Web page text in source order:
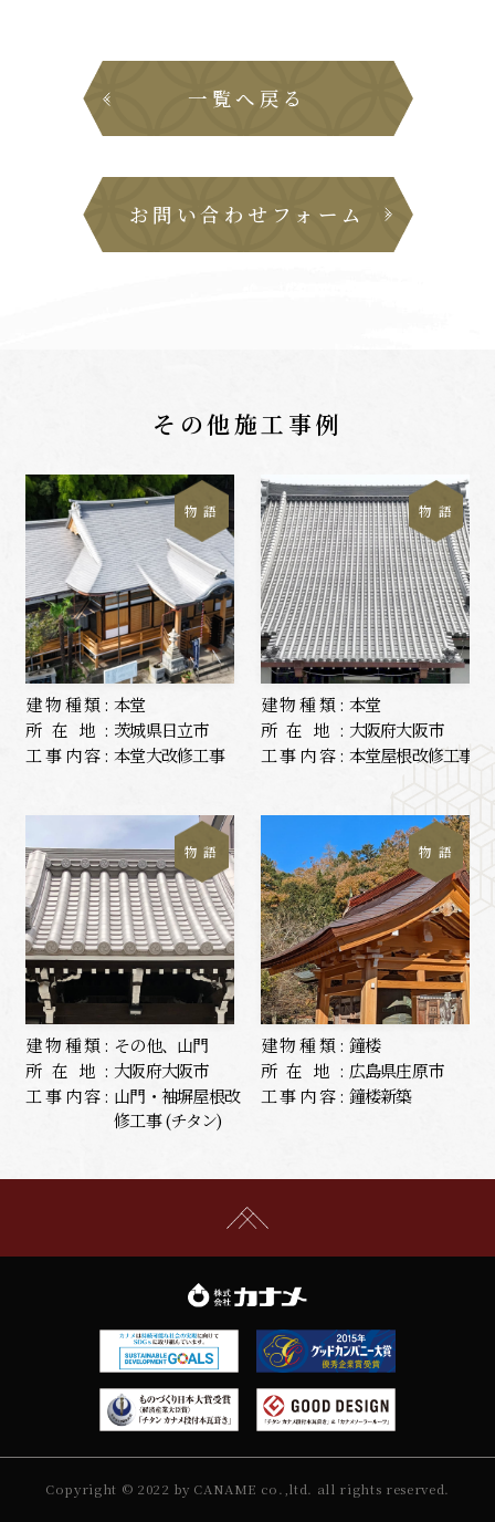
一覧へ戻る
お問い合わせフォーム
その他施工事例
物 語
建物種類: 本堂
所在地: 茨城県日立市
工事内容: 本堂大改修工事
物 語
建物種類: 本堂
所在地: 大阪府大阪市
工事内容: 本堂屋根改修工事
物 語
建物種類: その他、山門
所在地: 大阪府大阪市
工事内容: 山門・袖塀屋根改
修工事 (チタン)
物 語
建物種類: 鐘楼
所在地: 広島県庄原市
工事内容: 鐘楼新築
Copyright © 2022 by CANAME co.,ltd. all rights reserved.